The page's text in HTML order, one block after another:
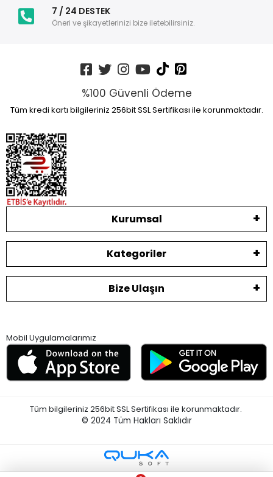
7 / 24 DESTEK
Öneri ve şikayetlerinizi bize iletebilirsiniz.
%100 Güvenli Ödeme
Tüm kredi kartı bilgileriniz 256bit SSL Sertifikası ile korunmaktadır.
Kurumsal
Kategoriler
Bize Ulaşın
Mobil Uygulamalarımız
Tüm bilgileriniz 256bit SSL Sertifikası ile korunmaktadır.
© 2024 Tüm Hakları Saklıdır